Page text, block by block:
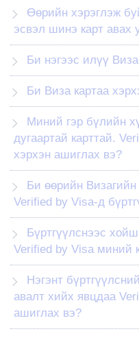
эсвэл шинэ карт авах
Би нэгээс илүү
Би Виза картаа
дугаартай карттай.
хэрхэн ашиглах вэ?
Verified by Visa-д
Verified by Visa миний
авалт хийх явцдаа
ашиглах вэ?